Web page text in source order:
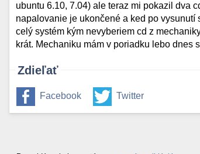
ubuntu 6.10, 7.04) ale teraz mi pokazil dva
napalovanie je ukončené a ked po
celý systém kým nevyberiem cd z
krát. Mechaniku mám v poriadku lebo dnes
Zdieľať
Facebook Twitter